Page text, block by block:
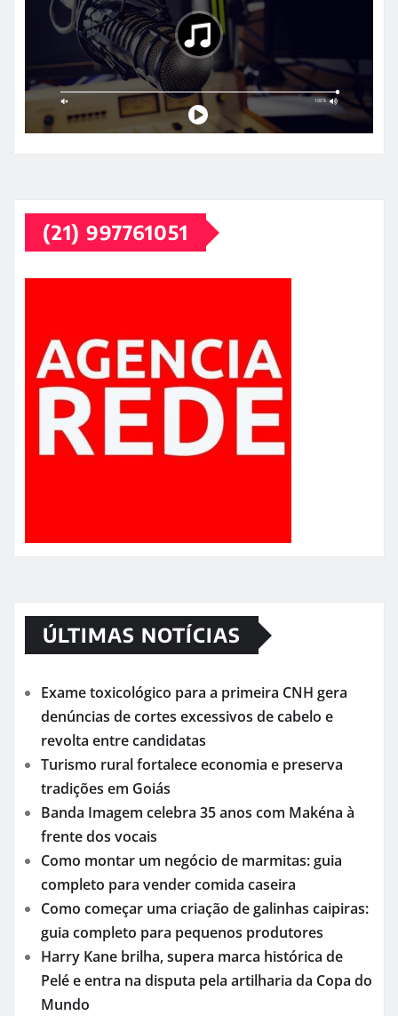
(21) 997761051
ÚLTIMAS NOTÍCIAS
Exame toxicológico para a primeira CNH gera
denúncias de cortes excessivos de cabelo e
revolta entre candidatas
Turismo rural fortalece economia e preserva
tradições em Goiás
Banda Imagem celebra 35 anos com Makéna à
frente dos vocais
Como montar um negócio de marmitas: guia
completo para vender comida caseira
Como começar uma criação de galinhas caipiras:
guia completo para pequenos produtores
Harry Kane brilha, supera marca histórica de
Pelé e entra na disputa pela artilharia da Copa do
Mundo